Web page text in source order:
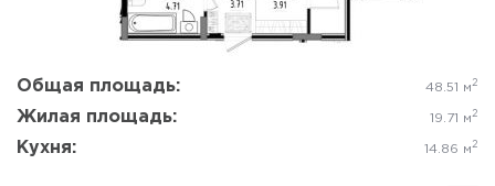
Общая площадь: 48.51 м 2
Жилая площадь: 19.71 м 2
Кухня: 14.86 м 2